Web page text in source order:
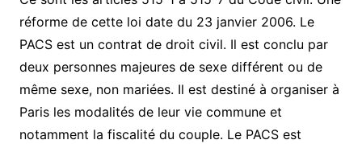
réforme de cette loi date du 23 janvier 2006. Le
PACS est un contrat de droit civil. Il est conclu par
deux personnes majeures de sexe différent ou de
même sexe, non mariées. Il est destiné à organiser à
Paris les modalités de leur vie commune et
notamment la fiscalité du couple. Le PACS est